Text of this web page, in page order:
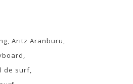
Aritz Aranburu
de surf